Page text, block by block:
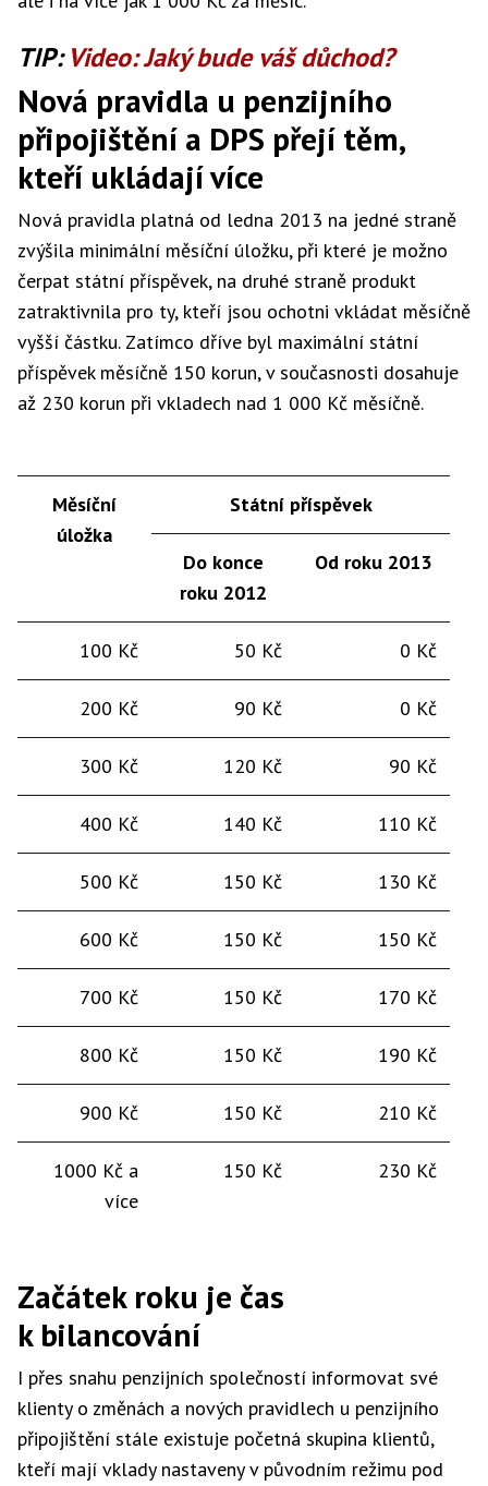
TIP:Video: Jaký bude váš důchod?
Nová pravidla u penzijního
připojištění a DPS přejí těm,
kteří ukládají více
Nová pravidla platná od ledna 2013 na jedné straně
zvýšila minimální měsíční úložku, při které je možno
čerpat státní příspěvek, na druhé straně produkt
zatraktivnila pro ty, kteří jsou ochotni vkládat měsíčně
vyšší částku. Zatímco dříve byl maximální státní
příspěvek měsíčně 150 korun, v současnosti dosahuje
až 230 korun při vkladech nad 1 000 Kč měsíčně.
Měsíční
úložka
Státní příspěvek
Do konce
roku 2012
Od roku 2013
100 Kč 50 Kč 0 Kč
200 Kč 90 Kč 0 Kč
300 Kč 120 Kč 90 Kč
400 Kč 140 Kč 110 Kč
500 Kč 150 Kč 130 Kč
600 Kč 150 Kč 150 Kč
700 Kč 150 Kč 170 Kč
800 Kč 150 Kč 190 Kč
900 Kč 150 Kč 210 Kč
1000 Kč a
více
150 Kč 230 Kč
Začátek roku je čas
k bilancování
I přes snahu penzijních společností informovat své
klienty o změnách a nových pravidlech u penzijního
připojištění stále existuje početná skupina klientů,
kteří mají vklady nastaveny v původním režimu pod